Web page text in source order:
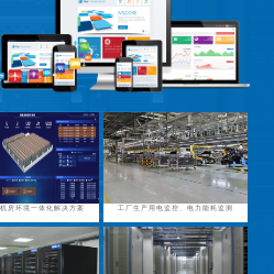
房环境一体化解决方案 工厂生产用电监控、电力能耗监测